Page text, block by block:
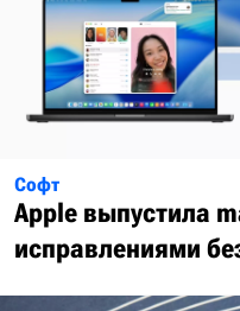
Софт
Apple выпустила
исправлениями